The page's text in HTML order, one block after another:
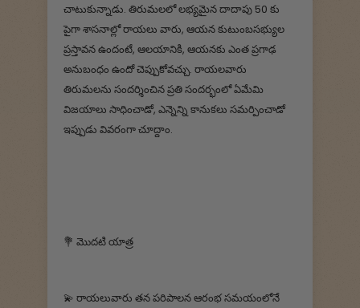
చాటుకున్నాడు. తిరుమలలో లభ్యమైన దాదాపు 50 కు
పైగా శాసనాల్లో రాయలు వారు, ఆయన కుటుంబసభ్యుల
ప్రస్తావన ఉందంటే, ఆలయానికి, ఆయనకు ఎంత ప్రగాఢ
అనుబంధం ఉందో చెప్పుకోవచ్చు. రాయలవారు
తిరుమలను సందర్శించిన ప్రతి సందర్భంలో ఏమేమి
విజయాలు సాధించాడో, ఎన్నెన్ని కానుకలు సమర్పించాడో
ఇప్పుడు వివరంగా చూద్దాం.
💐 మొదటి యాత్ర
💫 రాయలువారు తన పరిపాలన ఆరంభ సమయంలోనే